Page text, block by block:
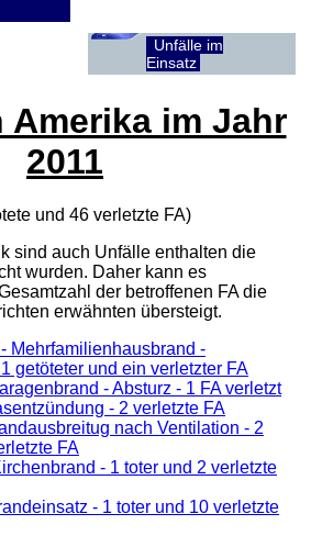
Unfälle im
Einsatz
Amerika im Jahr
2011
und 46 verletzte FA)
sind auch Unfälle enthalten die
wurden. Daher kann es
der betroffenen FAdie
erwähnten übersteigt.
- Mehrfamilienhausbrand -
getöteter und ein verletzter FA
- Absturz - 1 FA verletzt
- 2 verletzte FA
nach Ventilation - 2
FA
- 1 toter und 2 verletzte
- 1 toter und 10 verletzte